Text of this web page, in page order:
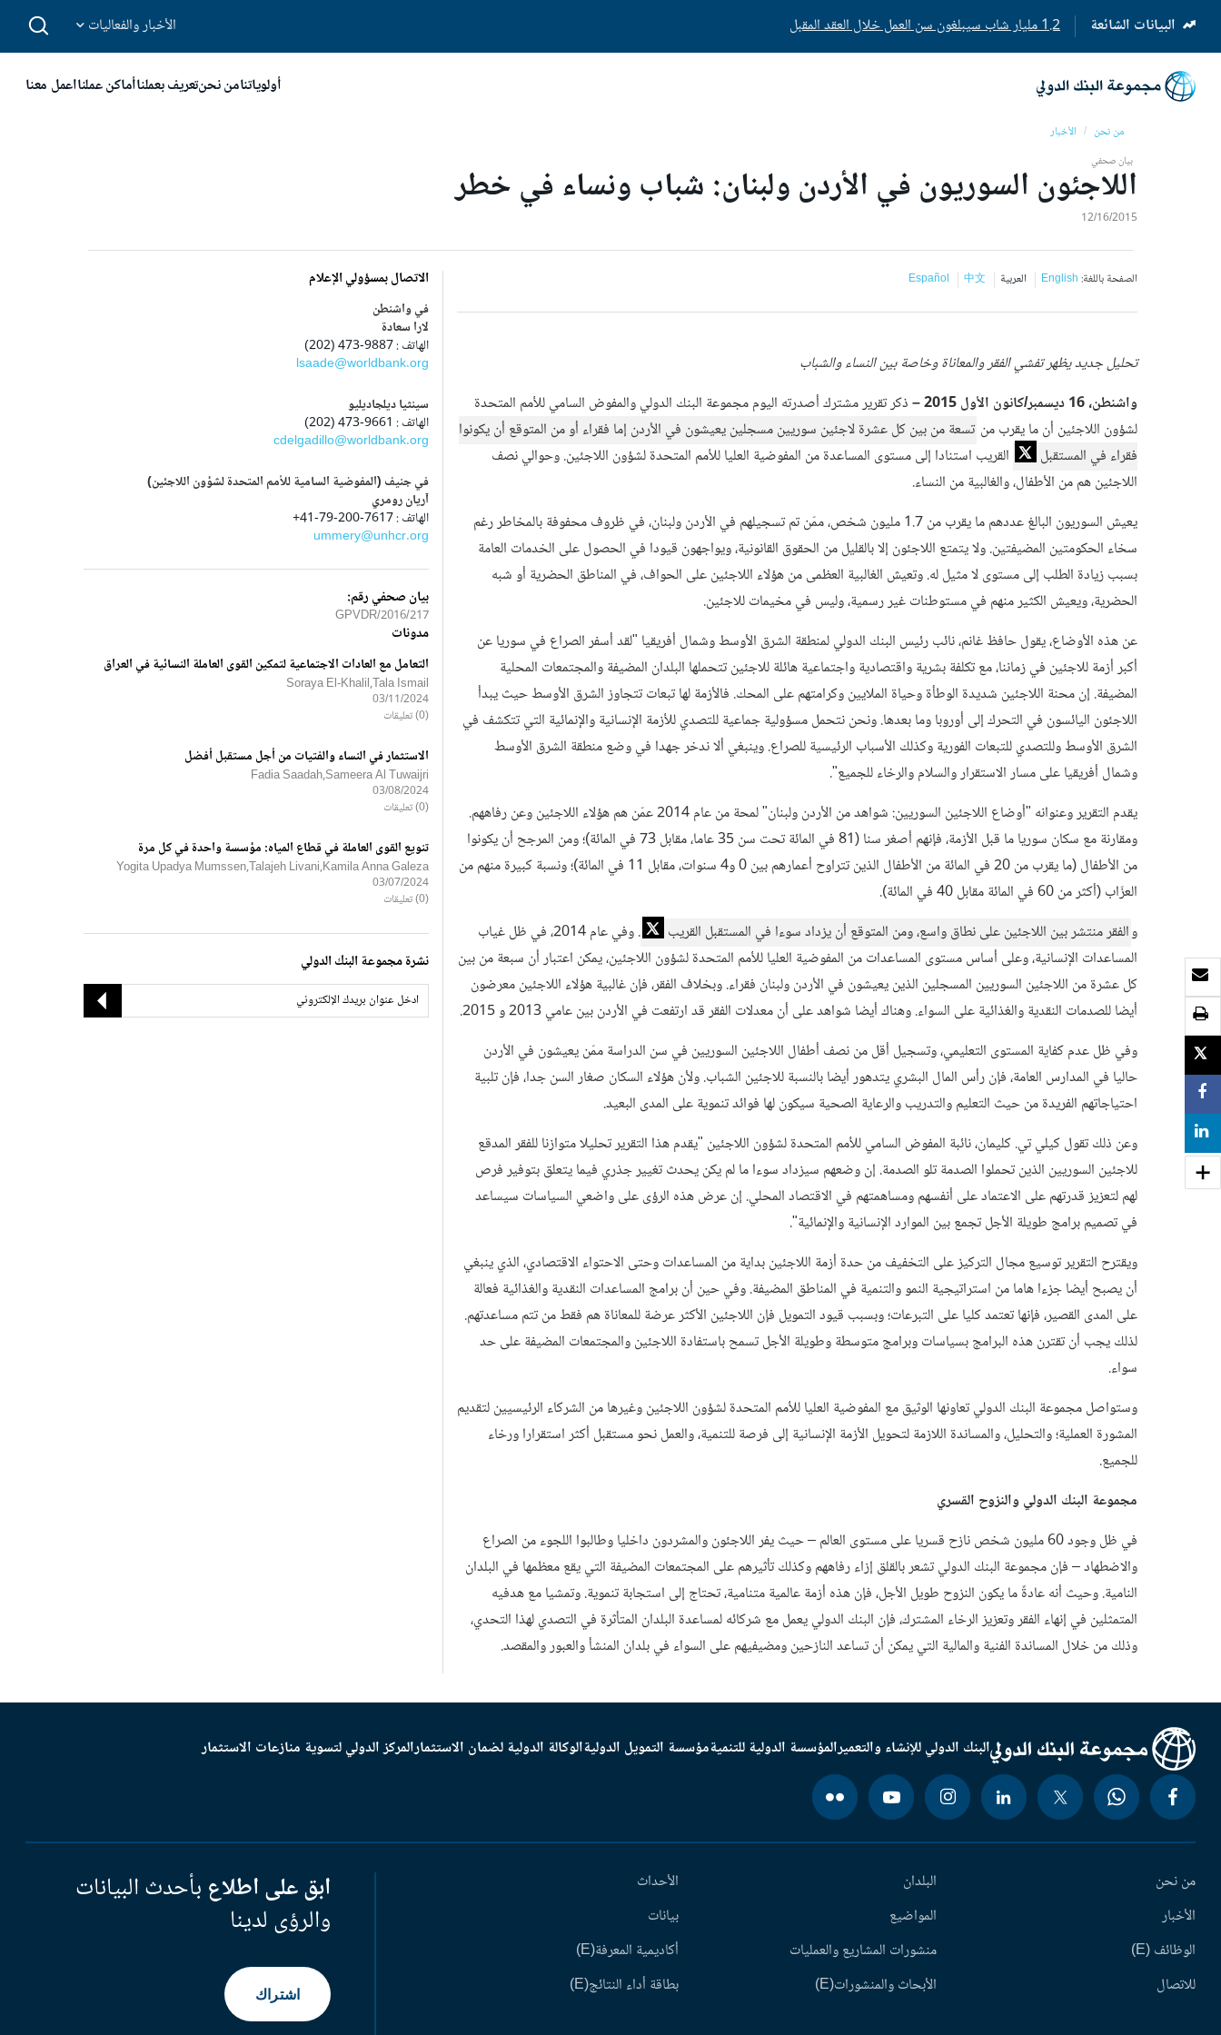
البيانات الشائعة 1.2 مليار شاب سيبلغون سن العمل خلال العقد المقبل
(opens
in
a
new
الأخبار والفعاليات
أولوياتنامن نحنتعريف بعملناأماكن عملنااعمل معنا
من نحن الأخبار
بيان صحفي
اللاجئون السوريون في الأردن ولبنان: شباب ونساء في خطر
12/16/2015
الصفحة باللغة:English العربية 中文
Español
تحليل جديد يظهر تفشي الفقر والمعاناة وخاصة بين النساء والشباب
واشنطن، 16 ديسمبر/كانون الأول 2015 –
ذكر تقرير مشترك أصدرته اليوم مجموعة البنك الدولي والمفوض السامي للأمم المتحدة
لشؤون اللاجئين أن ما يقرب من تسعة من بين كل عشرة لاجئين سوريين مسجلين يعيشون في الأردن إما فقراء أو من المتوقع أن يكونوا
فقراء في المستقبل
القريب استنادا إلى مستوى المساعدة من المفوضية العليا للأمم المتحدة لشؤون اللاجئين. وحوالي نصف
اللاجئين هم من الأطفال، والغالبية من النساء.
يعيش السوريون البالغ عددهم ما يقرب من 1.7 مليون شخص، ممّن تم تسجيلهم في الأردن ولبنان، في ظروف محفوفة بالمخاطر رغم
سخاء الحكومتين المضيفتين. ولا يتمتع اللاجئون إلا بالقليل من الحقوق القانونية، ويواجهون قيودا في الحصول على الخدمات العامة
بسبب زيادة الطلب إلى مستوى لا مثيل له. وتعيش الغالبية العظمى من هؤلاء اللاجئين على الحواف، في المناطق الحضرية أو شبه
الحضرية، ويعيش الكثير منهم في مستوطنات غير رسمية، وليس في مخيمات للاجئين.
عن هذه الأوضاع، يقول حافظ غانم، نائب رئيس البنك الدولي لمنطقة الشرق الأوسط وشمال أفريقيا "لقد أسفر الصراع في سوريا عن
أكبر أزمة للاجئين في زماننا، مع تكلفة بشرية واقتصادية واجتماعية هائلة للاجئين تتحملها البلدان المضيفة والمجتمعات المحلية
المضيفة. إن محنة اللاجئين شديدة الوطأة وحياة الملايين وكرامتهم على المحك. فالأزمة لها تبعات تتجاوز الشرق الأوسط حيث يبدأ
اللاجئون اليائسون في التحرك إلى أوروبا وما بعدها. ونحن نتحمل مسؤولية جماعية للتصدي للأزمة الإنسانية والإنمائية التي تتكشف في
الشرق الأوسط وللتصدي للتبعات الفورية وكذلك الأسباب الرئيسية للصراع. وينبغي ألا ندخر جهدا في وضع منطقة الشرق الأوسط
وشمال أفريقيا على مسار الاستقرار والسلام والرخاء للجميع".
يقدم التقرير وعنوانه "أوضاع اللاجئين السوريين: شواهد من الأردن ولبنان" لمحة من عام 2014 عمّن هم هؤلاء اللاجئين وعن رفاههم.
ومقارنة مع سكان سوريا ما قبل الأزمة، فإنهم أصغر سنا (81 في المائة تحت سن 35 عاما، مقابل 73 في المائة)؛ ومن المرجح أن يكونوا
من الأطفال (ما يقرب من 20 في المائة من الأطفال الذين تتراوح أعمارهم بين 0 و4 سنوات، مقابل 11 في المائة)؛ ونسبة كبيرة منهم من
العزّاب (أكثر من 60 في المائة مقابل 40 في المائة).
والفقر منتشر بين اللاجئين على نطاق واسع، ومن المتوقع أن يزداد سوءا في المستقبل القريب
. وفي عام 2014، في ظل غياب
المساعدات الإنسانية، وعلى أساس مستوى المساعدات من المفوضية العليا للأمم المتحدة لشؤون اللاجئين، يمكن اعتبار أن سبعة من بين
كل عشرة من اللاجئين السوريين المسجلين الذين يعيشون في الأردن ولبنان فقراء. وبخلاف الفقر، فإن غالبية هؤلاء اللاجئين معرضون
أيضا للصدمات النقدية والغذائية على السواء. وهناك أيضا شواهد على أن معدلات الفقر قد ارتفعت في الأردن بين عامي 2013 و 2015.
وفي ظل عدم كفاية المستوى التعليمي، وتسجيل أقل من نصف أطفال اللاجئين السوريين في سن الدراسة ممّن يعيشون في الأردن
حاليا في المدارس العامة، فإن رأس المال البشري يتدهور أيضا بالنسبة للاجئين الشباب. ولأن هؤلاء السكان صغار السن جدا، فإن تلبية
احتياجاتهم الفريدة من حيث التعليم والتدريب والرعاية الصحية سيكون لها فوائد تنموية على المدى البعيد.
وعن ذلك تقول كيلي تي. كليمان، نائبة المفوض السامي للأمم المتحدة لشؤون اللاجئين "يقدم هذا التقرير تحليلا متوازنا للفقر المدقع
للاجئين السوريين الذين تحملوا الصدمة تلو الصدمة. إن وضعهم سيزداد سوءا ما لم يكن يحدث تغيير جذري فيما يتعلق بتوفير فرص
لهم لتعزيز قدرتهم على الاعتماد على أنفسهم ومساهمتهم في الاقتصاد المحلي. إن عرض هذه الرؤى على واضعي السياسات سيساعد
في تصميم برامج طويلة الأجل تجمع بين الموارد الإنسانية والإنمائية".
ويقترح التقرير توسيع مجال التركيز على التخفيف من حدة أزمة اللاجئين بداية من المساعدات وحتى الاحتواء الاقتصادي، الذي ينبغي
أن يصبح أيضا جزءا هاما من استراتيجية النمو والتنمية في المناطق المضيفة. وفي حين أن برامج المساعدات النقدية والغذائية فعالة
على المدى القصير، فإنها تعتمد كليا على التبرعات؛ وبسبب قيود التمويل فإن اللاجئين الأكثر عرضة للمعاناة هم فقط من تتم مساعدتهم.
لذلك يجب أن تقترن هذه البرامج بسياسات وبرامج متوسطة وطويلة الأجل تسمح باستفادة اللاجئين والمجتمعات المضيفة على حد
سواء.
وستواصل مجموعة البنك الدولي تعاونها الوثيق مع المفوضية العليا للأمم المتحدة لشؤون اللاجئين وغيرها من الشركاء الرئيسيين لتقديم
المشورة العملية؛ والتحليل، والمساندة اللازمة لتحويل الأزمة الإنسانية إلى فرصة للتنمية، والعمل نحو مستقبل أكثر استقرارا ورخاء
للجميع.
مجموعة البنك الدولي والنزوح القسري
في ظل وجود 60 مليون شخص نازح قسريا على مستوى العالم – حيث يفر اللاجئون والمشردون داخليا وطالبوا اللجوء من الصراع
والاضطهاد – فإن مجموعة البنك الدولي تشعر بالقلق إزاء رفاههم وكذلك تأثيرهم على المجتمعات المضيفة التي يقع معظمها في البلدان
النامية. وحيث أنه عادةً ما يكون النزوح طويل الأجل، فإن هذه أزمة عالمية متنامية، تحتاج إلى استجابة تنموية. وتمشيا مع هدفيه
المتمثلين في إنهاء الفقر وتعزيز الرخاء المشترك، فإن البنك الدولي يعمل مع شركائه لمساعدة البلدان المتأثرة في التصدي لهذا التحدي،
وذلك من خلال المساندة الفنية والمالية التي يمكن أن تساعد النازحين ومضيفيهم على السواء في بلدان المنشأ والعبور والمقصد.
الاتصال بمسؤولي الإعلام
في واشنطن
لارا سعادة
الهاتف : 9887-473 (202)
lsaade@worldbank.org
سينثيا ديلجاديليو
الهاتف : 9661-473 (202)
cdelgadillo@worldbank.org
في جنيف (المفوضية السامية للأمم المتحدة لشؤون اللاجئين)
آريان رومري
الهاتف : 7617-200-79-41+
ummery@unhcr.org
بيان صحفي رقم:
2016/217/GPVDR
مدونات
التعامل مع العادات الاجتماعية لتمكين القوى العاملة النسائية في العراق
Soraya El-Khalil,Tala Ismail
03/11/2024
(0) تعليقات
الاستثمار في النساء والفتيات من أجل مستقبل أفضل
Fadia Saadah,Sameera Al Tuwaijri
03/08/2024
(0) تعليقات
تنويع القوى العاملة في قطاع المياه: مؤسسة واحدة في كل مرة
Yogita Upadya Mumssen,Talajeh Livani,Kamila Anna Galeza
03/07/2024
(0) تعليقات
نشرة مجموعة البنك الدولي
البنك الدولي للإنشاء والتعميرالمؤسسة الدولية للتنميةمؤسسة التمويل الدوليةالوكالة الدولية لضمان الاستثمارالمركز الدولي لتسوية منازعات الاستثمار
من نحن
الأخبار
الوظائف (E)
للاتصال
البلدان
المواضيع
منشورات المشاريع والعمليات
الأبحاث والمنشورات(E)
الأحداث
بيانات
أكاديمية المعرفة(E)
بطاقة أداء النتائج(E)
ابق على اطلاع بأحدث البيانات
والرؤى لدينا
اشتراك